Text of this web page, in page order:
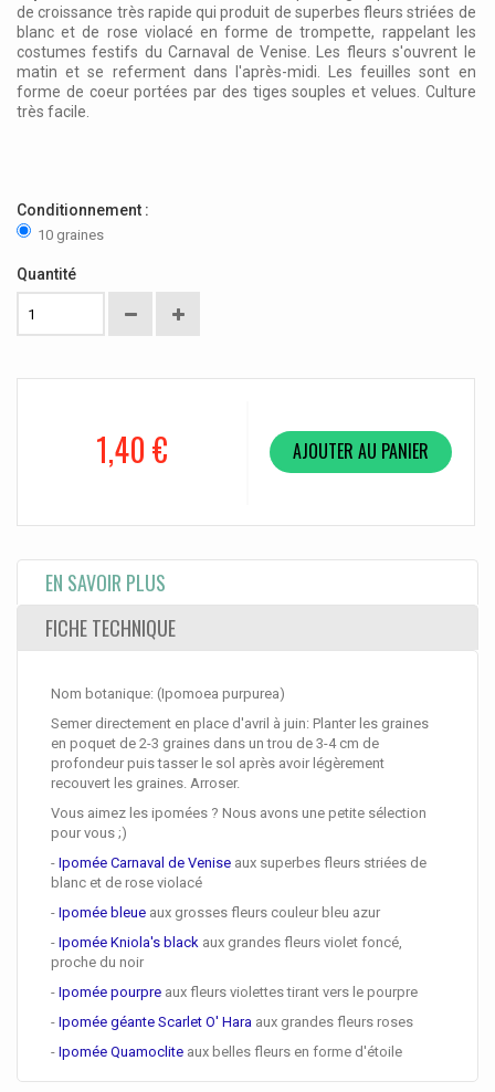
de croissance très rapide qui produit de superbes fleurs striées de
blanc et de rose violacé en forme de trompette, rappelant les
costumes festifs du Carnaval de Venise. Les fleurs s'ouvrent le
matin et se referment dans l'après-midi. Les feuilles sont en
forme de coeur portées par des tiges souples et velues. Culture
très facile.
Conditionnement :
10 graines
Quantité
1,40 € AJOUTER AU PANIER
EN SAVOIR PLUS
FICHE TECHNIQUE
Nom botanique: (Ipomoea purpurea)
Semer directement en place d'avril à juin: Planter les graines
en poquet de 2-3 graines dans un trou de 3-4 cm de
profondeur puis tasser le sol après avoir légèrement
recouvert les graines. Arroser.
Vous aimez les ipomées ? Nous avons une petite sélection
pour vous ;)
- Ipomée Carnaval de Venise aux superbes fleurs striées de
blanc et de rose violacé
- Ipomée bleue aux grosses fleurs couleur bleu azur
- Ipomée Kniola's black aux grandes fleurs violet foncé,
proche du noir
- Ipomée pourpre aux fleurs violettes tirant vers le pourpre
- Ipomée géante Scarlet O' Hara aux grandes fleurs roses
- Ipomée Quamoclite aux belles fleurs en forme d'étoile